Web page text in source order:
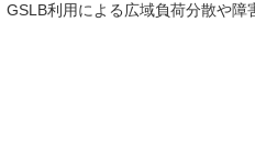
利用による広域負荷分散や